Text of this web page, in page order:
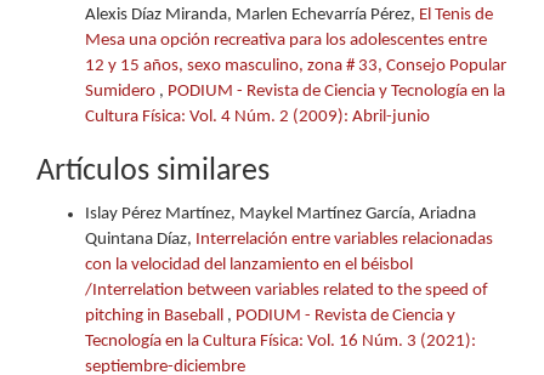
Alexis Díaz Miranda, Marlen Echevarría Pérez, El Tenis de
Mesa una opción recreativa para los adolescentes entre
12 y 15 años, sexo masculino, zona # 33, Consejo Popular
Sumidero , PODIUM - Revista de Ciencia y Tecnología en la
Cultura Física: Vol. 4 Núm. 2 (2009): Abril-junio
Artículos similares
Islay Pérez Martínez, Maykel Martínez García, Ariadna
Quintana Díaz, Interrelación entre variables relacionadas
con la velocidad del lanzamiento en el béisbol
/Interrelation between variables related to the speed of
pitching in Baseball , PODIUM - Revista de Ciencia y
Tecnología en la Cultura Física: Vol. 16 Núm. 3 (2021):
septiembre-diciembre